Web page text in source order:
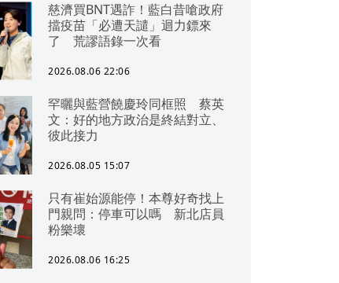
慈濟買BNT遇詐！藍白昔嗆政府
擋疫苗「必遭天譴」迴力鏢來
了 荒謬語錄一次看
2026.08.06 22:06
罕曬與藍營饒慶玲同框照 蔡英
文：好的地方政治是終結對立、
彼此接力
2026.08.05 15:07
只有崔始源能停！本尊好奇找上
門親問：停車可以嗎 新北店員
粉樂壞
2026.08.06 16:25